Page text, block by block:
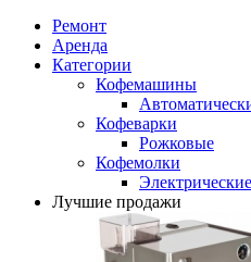
Ремонт
Аренда
Категории
Кофемашины
Кофеварки
Рожковые
Кофемолки
Электрические
Лучшие продажи